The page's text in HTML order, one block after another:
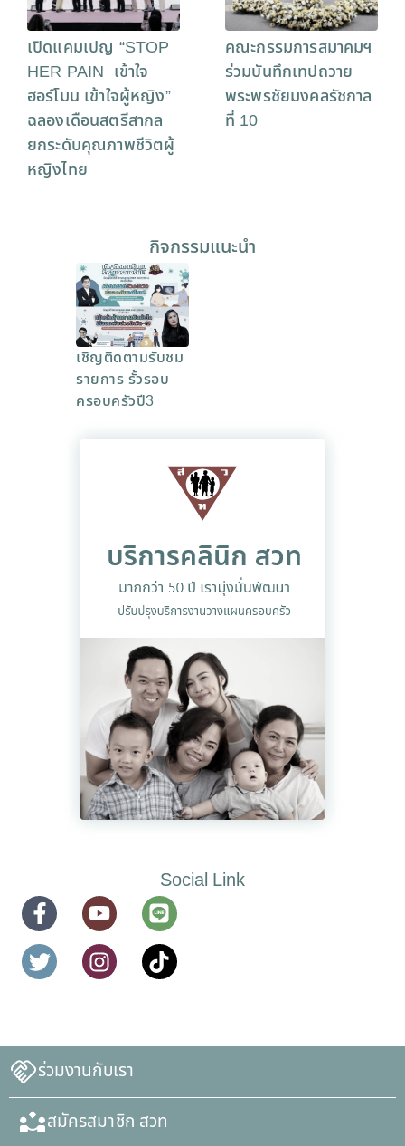
เปิดแคมเปญ “STOP
HER PAIN เข้าใจ
ฮอร์โมน เข้าใจผู้หญิง”
ฉลองเดือนสตรีสากล
ยกระดับคุณภาพชีวิตผู้
หญิงไทย
คณะกรรมการสมาคมฯ
ร่วมบันทึกเทปถวาย
พระพรชัยมงคลรัชกาล
ที่ 10
กิจกรรมแนะนำ
เชิญติดตามรับชม
รายการ รั้วรอบ
ครอบครัวปี3
Social Link
ร่วมงานกับเรา
สมัครสมาชิก สวท